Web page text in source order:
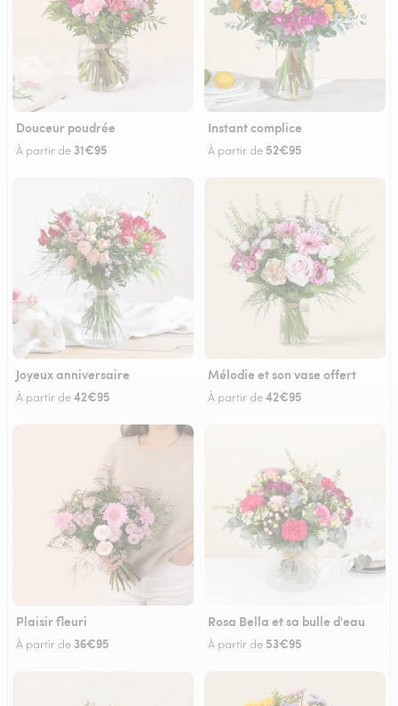
Douceur poudrée
À partir de 31€95
Instant complice
À partir de 52€95
Joyeux anniversaire
À partir de42€95
Mélodie et son vase offert
À partir de42€95
Plaisir fleuri
À partir de 36€95
Rosa Bella et sa bulle d'eau
À partir de 53€95